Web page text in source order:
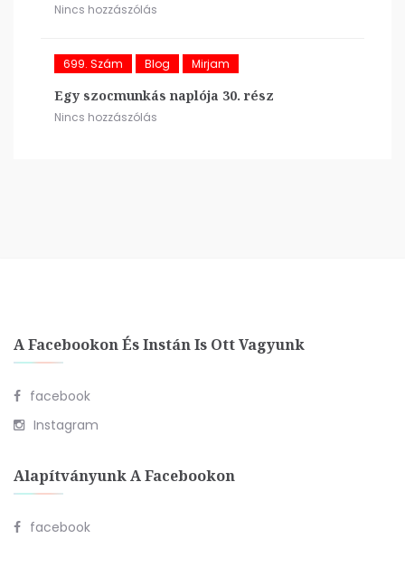
Nincs hozzászólás
699. Szám Blog Mirjam
Egy szocmunkás naplója 30. rész
Nincs hozzászólás
A Facebookon És Instán Is Ott Vagyunk
facebook
Instagram
Alapítványunk A Facebookon
facebook